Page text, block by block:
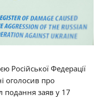
Російської Федерації
оголосив про
заяв у 17